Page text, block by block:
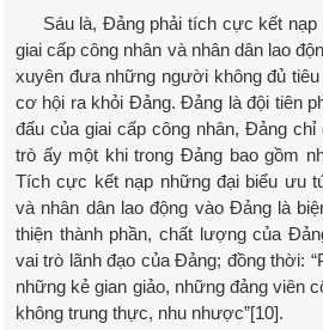
Sáu là, Đảng phải tích cực kết nạp
giai cấp công nhân và nhân dân lao
xuyên đưa những người không đủ
cơ hội ra khỏi Đảng. Đảng là đội tiên
đấu của giai cấp công nhân, Đảng
trò ấy một khi trong Đảng bao gồm
Tích cực kết nạp những đại biểu ưu
và nhân dân lao động vào Đảng là
thiện thành phần, chất lượng của
vai trò lãnh đạo của Đảng; đồng thời:
những kẻ gian giảo, những đảng viên
không trung thực, nhu nhược”[10].